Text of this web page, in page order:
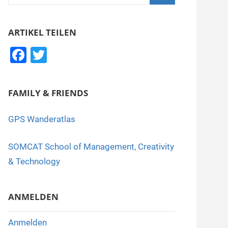
ARTIKEL TEILEN
F
c
b
o
k
T
tt
FAMILY & FRIENDS
GPS Wanderatlas
SOMCAT School of Management, Creativity
& Technology
ANMELDEN
Anmelden